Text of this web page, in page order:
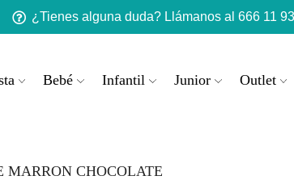
¿Tienes alguna duda? Llámanos al 666 11
Bebé Infantil Junior Outlet
MARRON CHOCOLATE